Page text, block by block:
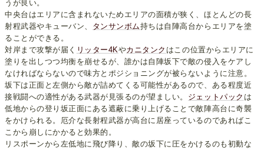
うが良い。
中央台はエリアに含まれないためエリアの面積が狭く、ほとんどの長
射程武器やキューバン、 タンサンボム持ちは自陣高台からエリアを塗
ることができる。
対岸まで攻撃が届く リッター4Kやカニタンク はこの位置からエリアに
塗りを出しつつ均衡を崩せるが、誰かは自陣坂下で敵の侵入をケアし
なければならないので味方とポジショニングが被らないように注意。
坂下は正面と左側から敵が詰めてくる可能性があるので、ある程度近
接戦闘への適性がある武器が見張るのが望ましい。 ジェットパック は
低地からの登り坂正面にある遮蔽に乗り上げることで敵陣高台に奇襲
をかけられる。厄介な長射程武器が高台に居座っているのであればこ
こから崩しにかかると効果的。
リスポーンから左低地に飛び降り、敵の坂下に圧をかけるのも初動な